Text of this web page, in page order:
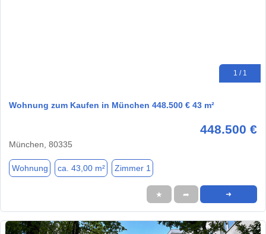
1 / 1
Wohnung zum Kaufen in München 448.500 € 43 m²
448.500 €
München, 80335
Wohnung ca. 43,00 m² Zimmer 1
★ ➦ ➜